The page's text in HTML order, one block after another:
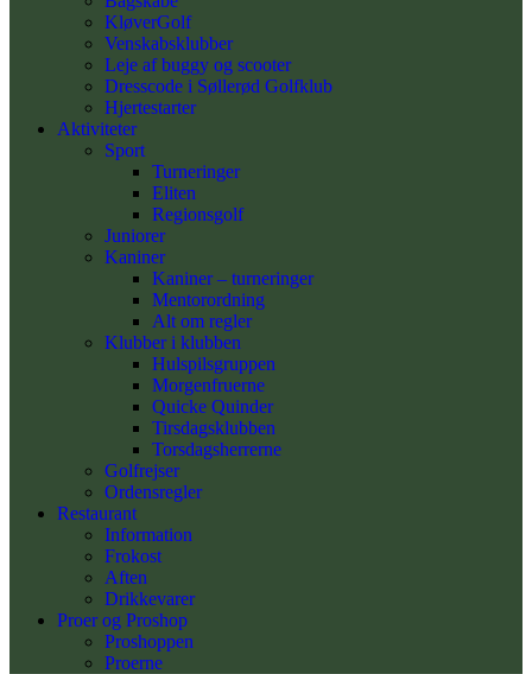
KløverGolf
Venskabsklubber
Leje af buggy og scooter
Dresscode i Søllerød Golfklub
Hjertestarter
Aktiviteter
Sport
Turneringer
Eliten
Regionsgolf
Juniorer
Kaniner
Kaniner – turneringer
Mentorordning
Alt om regler
Klubber i klubben
Hulspilsgruppen
Morgenfruerne
Quicke Quinder
Tirsdagsklubben
Torsdagsherrerne
Golfrejser
Ordensregler
Restaurant
Information
Frokost
Aften
Drikkevarer
Proer og Proshop
Proshoppen
Proerne